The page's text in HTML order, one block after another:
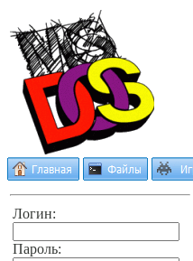
Логин:
Пароль: